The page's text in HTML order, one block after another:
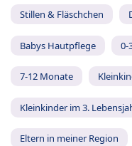
Stillen & Fläschchen
Babys Hautpflege 0-
7-12 Monate
Kleinkinder im 3.
Eltern in meiner Region